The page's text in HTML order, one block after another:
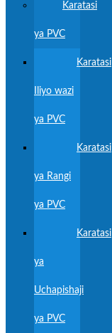
Karatasi
ya PVC
Karatasi
Iliyo wazi
ya PVC
Karatasi
ya Rangi
ya PVC
Karatasi
ya
Uchapishaji
ya PVC